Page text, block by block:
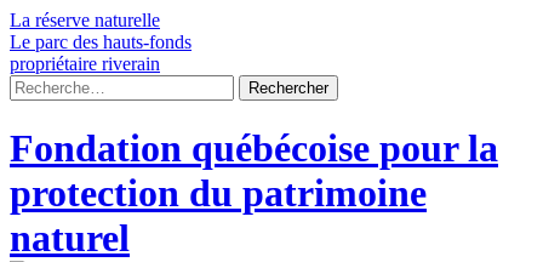
Skip
to
content
La réserve naturelle
Le parc des hauts-fonds
propriétaire riverain
Rechercher :
Fondation québécoise pour la
protection du patrimoine
naturel